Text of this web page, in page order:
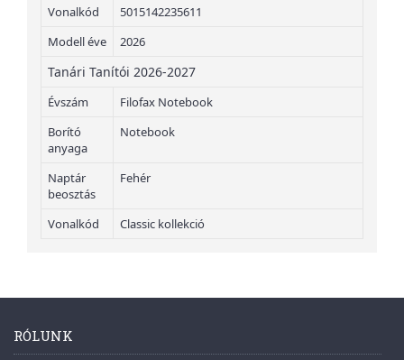
Vonalkód
5015142235611
Modell éve
2026
Tanári Tanítói 2026-2027
Évszám
Filofax Notebook
Borító
anyaga
Notebook
Naptár
beosztás
Fehér
Vonalkód Classic kollekció
RÓLUNK